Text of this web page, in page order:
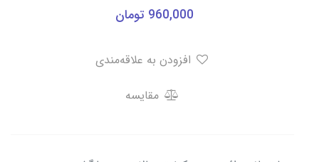
960,000 تومان
مقایسه